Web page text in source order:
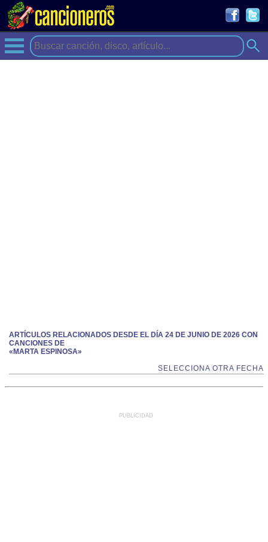
ARTÍCULOS RELACIONADOS DESDE EL DÍA 24 DE JUNIO DE 2026 CON
CANCIONES DE
«MARTA ESPINOSA»
SELECCIONA OTRA FECHA
PUBLICIDAD